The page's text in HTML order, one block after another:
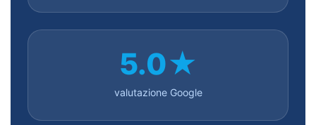
5.0★
valutazione Google